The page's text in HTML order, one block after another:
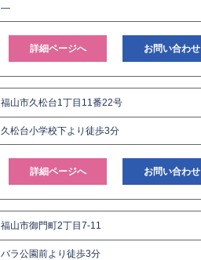
—
詳細ページへ
お問い合わせ
福山市久松台1丁目11番22号
久松台小学校下より徒歩3分
詳細ページへ
お問い合わせ
福山市御門町2丁目7-11
バラ公園前より徒歩3分